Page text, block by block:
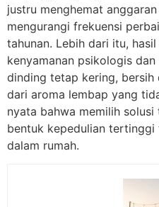
justru menghemat
mengurangi frekuensi
tahunan. Lebih dari itu,
kenyamanan psikologis
dinding tetap kering, bersih
dari aroma lembap yang
nyata bahwa memilih
bentuk kepedulian
dalam rumah.